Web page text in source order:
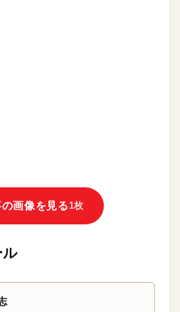
画像を見る1枚
ル